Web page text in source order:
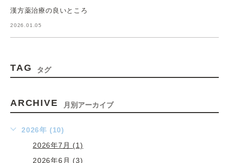
漢方薬治療の良いところ
2026.01.05
TAG タグ
ARCHIVE 月別アーカイブ
2026年 (10)
2026年7月 (1)
2026年6月 (3)